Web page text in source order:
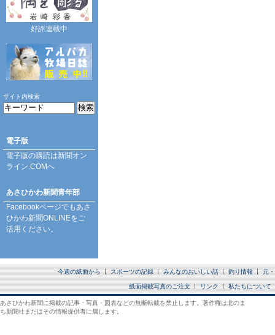
好評連載中
サイト内検索
電子版
電子版の購読は新聞オン
ライン.COMへ
あさひかわ新聞青年部
Facebookページでもあさ
ひかわ新聞ONLINEをご
活用ください。
今週の紙面から スポーツの記録 みんなのおいしい話 釣り情報 元
紙面掲載写真のご注文 リンク 私たちについて
あさひかわ新聞に掲載の記事・写真・図表などの無断転載を禁止します。著作権は北のま
ち新聞社またはその情報提供者に属します。